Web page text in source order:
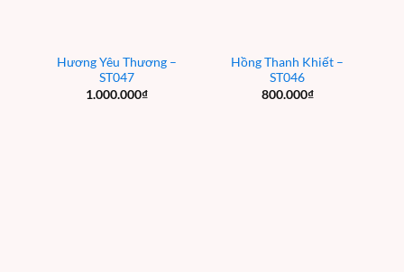
Hương Yêu Thương –
ST047
1.000.000₫
Hồng Thanh Khiết –
ST046
800.000₫